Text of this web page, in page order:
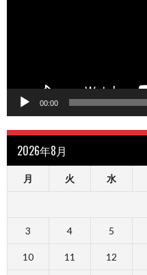
00:00
2026年8月
月 火 水
3 4 5
10 11 12